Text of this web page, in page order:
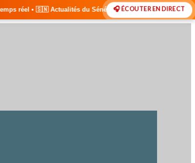
du Sénégal • 🌍 Actualités Internationales • 🎙️
🎧 ÉCOUTER EN DIRECT